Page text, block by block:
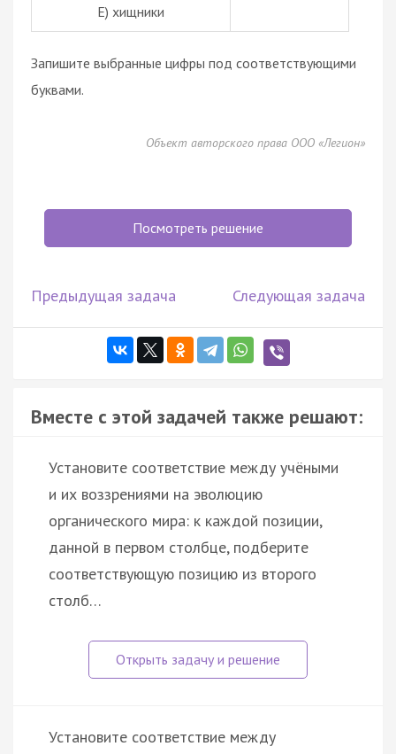
Е) хищники
Запишите выбранные цифры под соответствующими
буквами.
Объект авторского права ООО «Легион»
Посмотреть решение
Предыдущая задача Следующая задача
Вместе с этой задачей также решают:
Установите соответствие между учёными
и их воззрениями на эволюцию
органического мира: к каждой позиции,
данной в первом столбце, подберите
соответствующую позицию из второго
столб…
Установите соответствие между